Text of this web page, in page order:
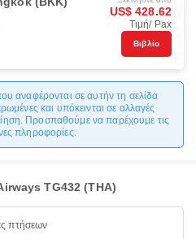
US$ 428.62
Τιμή/ Pax
Βιβλίο
αναφέρονται σε αυτήν τη σελίδα
και υπόκεινται σε αλλαγές
Προσπαθούμε να παρέχουμε τις
πληροφορίες.
TG432 (THA)
πτήσεων